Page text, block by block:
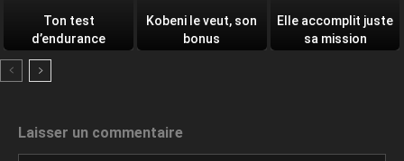
Ton test
d’endurance
quotidien
Kobeni le veut, son
bonus
Elle accomplit juste
sa mission
Laisser un commentaire